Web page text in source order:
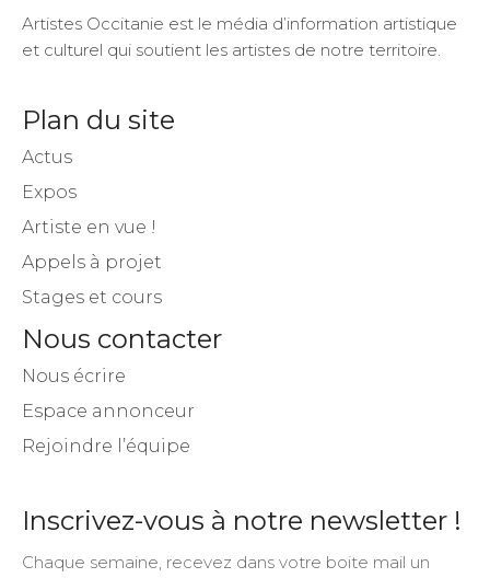
Artistes Occitanie est le média d’information artistique
et culturel qui soutient les artistes de notre territoire.
Plan du site
Actus
Expos
Artiste en vue !
Appels à projet
Stages et cours
Nous contacter
Nous écrire
Espace annonceur
Rejoindre l’équipe
Inscrivez-vous à notre newsletter !
Chaque semaine, recevez dans votre boite mail un